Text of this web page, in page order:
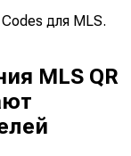
для MLS.
MLS QR